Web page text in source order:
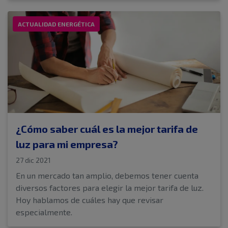
ACTUALIDAD ENERGÉTICA
¿Cómo saber cuál es la mejor tarifa de
luz para mi empresa?
27 dic 2021
En un mercado tan amplio, debemos tener cuenta
diversos factores para elegir la mejor tarifa de luz.
Hoy hablamos de cuáles hay que revisar
especialmente.